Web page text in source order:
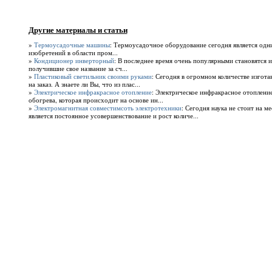
Другие материалы и статьи
» Термоусадочные машины: Термоусадочное оборудование сегодня является
изобретений в области пром...
» Кондиционер инверторный: В последнее время очень популярными становятся
получившие свое название за сч...
» Пластиковый светильник своими руками: Сегодня в огромном количестве
на заказ. А знаете ли Вы, что из плас...
» Электрическое инфракрасное отопление: Электрическое инфракрасное
обогрева, которая происходит на основе ин...
» Электромагнитная совместимсоть электротехники: Сегодня наука не стоит на
является постоянное усовершенствование и рост количе...